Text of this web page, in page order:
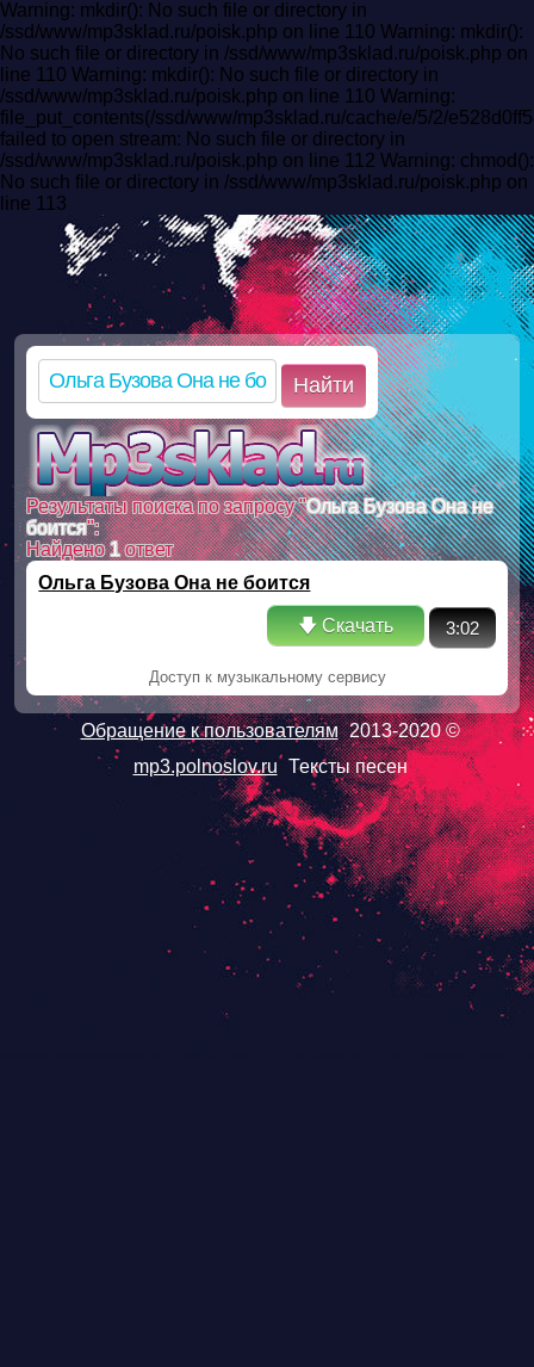
Warning: mkdir(): No such file or directory in
/ssd/www/mp3sklad.ru/poisk.php on line 110 Warning: mkdir():
No such file or directory in /ssd/www/mp3sklad.ru/poisk.php on
line 110 Warning: mkdir(): No such file or directory in
/ssd/www/mp3sklad.ru/poisk.php on line 110 Warning:
file_put_contents(/ssd/www/mp3sklad.ru/cache/e/5/2/
failed to open stream: No such file or directory in
/ssd/www/mp3sklad.ru/poisk.php on line 112 Warning: chmod():
No such file or directory in /ssd/www/mp3sklad.ru/poisk.php on
line 113
Найти
Результаты поиска по запросу "Ольга Бузова Она не
боится":
Найдено1ответ
Ольга Бузова Она не боится
🡇 Скачать 3:02
Доступ к музыкальному сервису
Обращение к пользователям 2013-2020 ©
mp3.polnoslov.ru Тексты песен